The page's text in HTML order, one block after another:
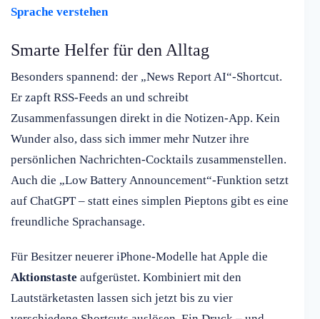
Sprache verstehen
Smarte Helfer für den Alltag
Besonders spannend: der „News Report AI“-Shortcut.
Er zapft RSS-Feeds an und schreibt
Zusammenfassungen direkt in die Notizen-App. Kein
Wunder also, dass sich immer mehr Nutzer ihre
persönlichen Nachrichten-Cocktails zusammenstellen.
Auch die „Low Battery Announcement“-Funktion setzt
auf ChatGPT – statt eines simplen Pieptons gibt es eine
freundliche Sprachansage.
Für Besitzer neuerer iPhone-Modelle hat Apple die
Aktionstaste aufgerüstet. Kombiniert mit den
Lautstärketasten lassen sich jetzt bis zu vier